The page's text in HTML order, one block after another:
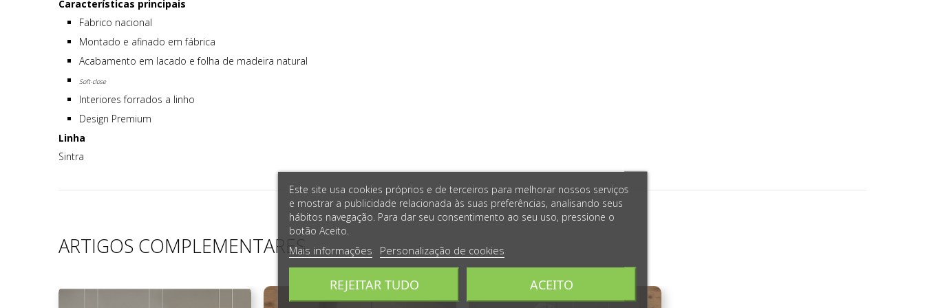
Características principais
Fabrico nacional
Montado e afinado em fábrica
Acabamento em lacado e folha de madeira natural
Soft-close
Interiores forrados a linho
Design Premium
Linha
Sintra
ARTIGOS COMPLEMENTARES
Este site usa cookies próprios e de terceiros para melhorar nossos serviços
e mostrar a publicidade relacionada às suas preferências, analisando seus
hábitos navegação. Para dar seu consentimento ao seu uso, pressione o
botão Aceito.
Mais informações Personalização de cookies
REJEITAR TUDO ACEITO